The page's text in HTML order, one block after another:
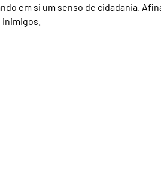
em si um senso de cidadania.